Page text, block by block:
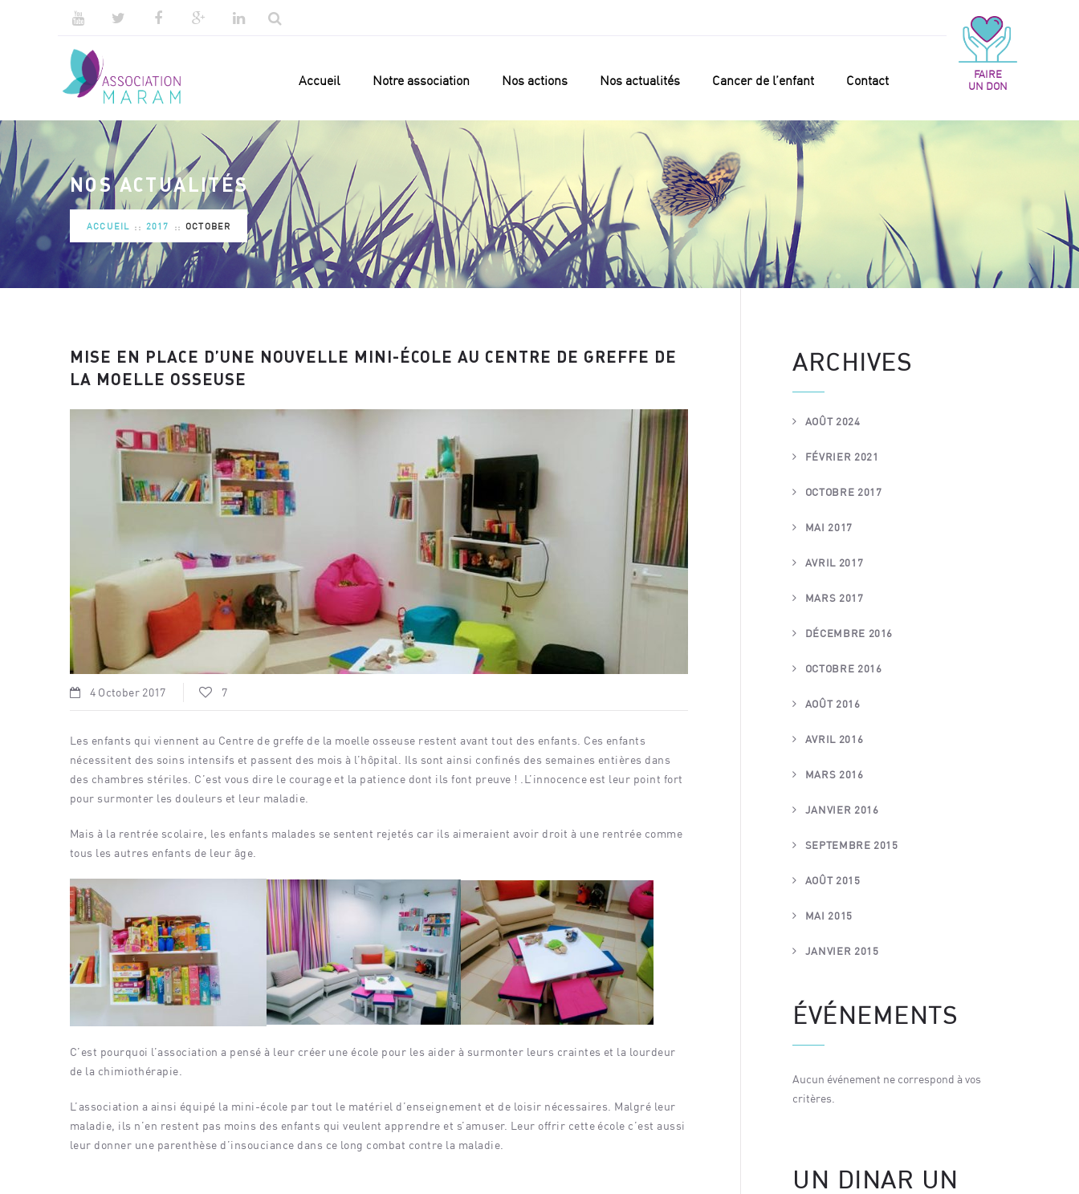
Accueil Notre association Nos actions Nos actualités Cancer de l’enfant Contact
FAIRE
UN DON
NOS ACTUALITÉS
ACCUEIL 2017 OCTOBER
MISE EN PLACE D’UNE NOUVELLE MINI-ÉCOLE AU CENTRE DE GREFFE DE
LA MOELLE OSSEUSE
4 October 2017 7
Les enfants qui viennent au Centre de greffe de la moelle osseuse restent avant tout des enfants. Ces enfants
nécessitent des soins intensifs et passent des mois à l’hôpital. Ils sont ainsi confinés des semaines entières dans
des chambres stériles. C’est vous dire le courage et la patience dont ils font preuve ! .L’innocence est leur point fort
pour surmonter les douleurs et leur maladie.
Mais à la rentrée scolaire, les enfants malades se sentent rejetés car ils aimeraient avoir droit à une rentrée comme
tous les autres enfants de leur âge.
C’est pourquoi l’association a pensé à leur créer une école pour les aider à surmonter leurs craintes et la lourdeur
de la chimiothérapie.
L’association a ainsi équipé la mini-école par tout le matériel d’enseignement et de loisir nécessaires. Malgré leur
maladie, ils n’en restent pas moins des enfants qui veulent apprendre et s’amuser. Leur offrir cette école c’est aussi
leur donner une parenthèse d’insouciance dans ce long combat contre la maladie.
ARCHIVES
AOÛT 2024
FÉVRIER 2021
OCTOBRE 2017
MAI 2017
AVRIL 2017
MARS 2017
DÉCEMBRE 2016
OCTOBRE 2016
AOÛT 2016
AVRIL 2016
MARS 2016
JANVIER 2016
SEPTEMBRE 2015
AOÛT 2015
MAI 2015
JANVIER 2015
ÉVÉNEMENTS
Aucun événement ne correspond à vos
critères.
UN DINAR UN